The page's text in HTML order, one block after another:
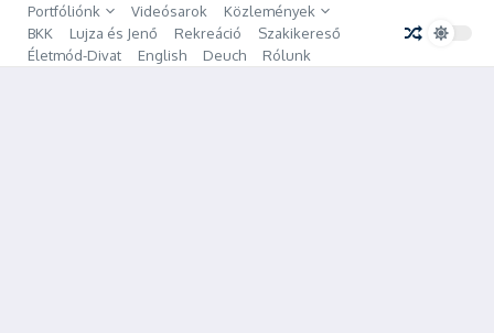
Ugrás a tartalomhoz
Portfóliónk Videósarok
Közlemények
BKK
Lujza és Jenő Rekreáció
Szakikereső
Életmód-Divat
English Deuch Rólunk